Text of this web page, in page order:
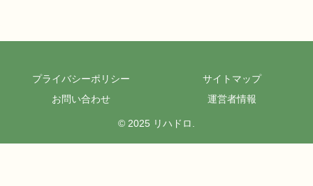
プライバシーポリシー
サイトマップ
お問い合わせ
運営者情報
© 2025 リハドロ.